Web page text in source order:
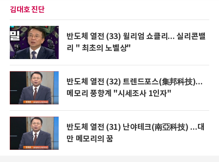
김대호 진단
반도체 열전 (33) 윌리엄 쇼클리... 실리콘밸
리 " 최초의 노벨상"
반도체 열전 (32) 트렌드포스(集邦科技)...
메모리 풍향계 "시세조사 1인자"
반도체 열전 (31) 난야테크(南亞科技) ...대
만 메모리의 꿈